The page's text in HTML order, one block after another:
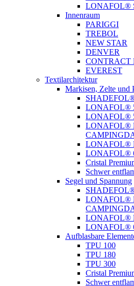
LONAFOL®
Innenraum
PARIGGI
TREBOL
NEW STAR
DENVER
CONTRACT
EVEREST
Textilarchitektur
Markisen, Zelte und
LONAFOL®
LONAFOL®
LONAFOL®
LONAFOL®
LONAFOL®
Cristal
Schwer
Segel und Spannung
LONAFOL®
LONAFOL®
LONAFOL®
Aufblasbare
TPU 100
TPU 180
TPU 300
Cristal
Schwer